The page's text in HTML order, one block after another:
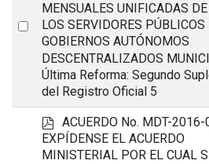
Select
MENSUALES UNIFICADAS
LOS SERVIDORES PÚBLICOS
GOBIERNOS AUTÓNOMOS
DESCENTRALIZADOS
Última Reforma: Segundo
del Registro Oficial 5
p
d
f
ACUERDO No. MDT-
EXPÍDENSE EL ACUERDO
MINISTERIAL POR EL CUAL